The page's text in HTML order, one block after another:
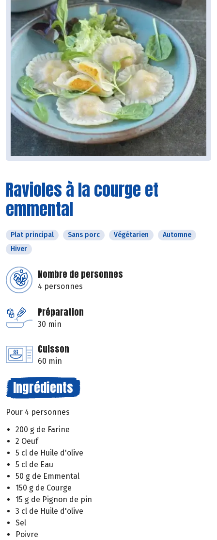
Ravioles à la courge et
emmental
Plat principal Sans porc Végétarien
Automne
Hiver
Nombre de personnes
4 personnes
Préparation
30 min
Cuisson
60 min
Ingrédients
Pour 4 personnes
200 g de Farine
2 Oeuf
5 cl de Huile d'olive
5 cl de Eau
50 g de Emmental
150 g de Courge
15 g de Pignon de pin
3 cl de Huile d'olive
Sel
Poivre